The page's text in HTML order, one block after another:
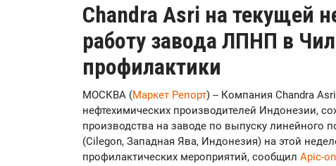
Chandra Asri на текущей
работу завода ЛПНП в
профилактики
МОСКВА (Маркет Репорт) -- Компания Chandra
нефтехимических производителей Индонезии,
производства на заводе по выпуску линейного
(Cilegon, Западная Ява, Индонезия) на этой
профилактических мероприятий, сообщил Apic-